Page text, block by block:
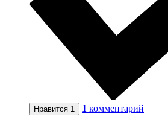
Нравится 1 1 комментарий